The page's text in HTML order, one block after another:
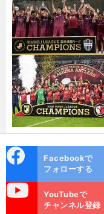
ok
Facebookで
フォローする
YouTubeで
チャンネル登録